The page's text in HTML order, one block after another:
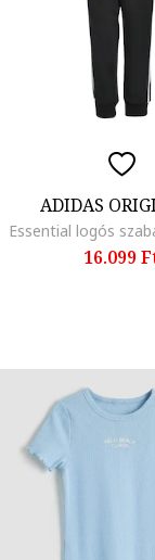
ADIDAS
16.099